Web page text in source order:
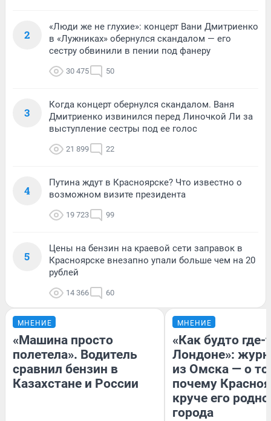
2
«Люди же не глухие»: концерт Вани Дмитриенко
в «Лужниках» обернулся скандалом — его
сестру обвинили в пении под фанеру
30 475 50
3
Когда концерт обернулся скандалом. Ваня
Дмитриенко извинился перед Линочкой Ли за
выступление сестры под ее голос
21 899 22
4
Путина ждут в Красноярске? Что известно о
возможном визите президента
19 723 99
5
Цены на бензин на краевой сети заправок в
Красноярске внезапно упали больше чем на 20
рублей
14 366 60
МНЕНИЕ
«Машина просто
полетела». Водитель
сравнил бензин в
Казахстане и России
МНЕНИЕ
«Как будто где-
Лондоне»:
из Омска — о
почему
круче его
города